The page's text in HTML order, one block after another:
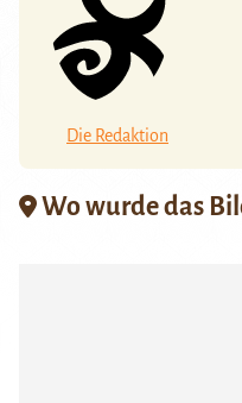
Die Redaktion
Wo wurde das